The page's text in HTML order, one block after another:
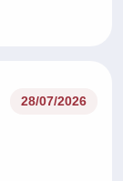
28/07/2026